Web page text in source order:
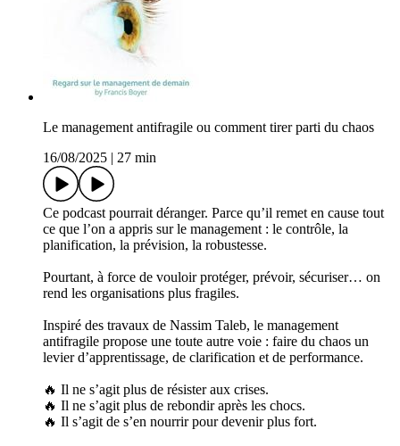
Le management antifragile ou comment tirer parti du chaos
16/08/2025
27 min
Ce podcast pourrait déranger. Parce qu’il remet en cause tout
ce que l’on a appris sur le management : le contrôle, la
planification, la prévision, la robustesse.
Pourtant, à force de vouloir protéger, prévoir, sécuriser… on
rend les organisations plus fragiles.
Inspiré des travaux de Nassim Taleb, le management
antifragile propose une toute autre voie : faire du chaos un
levier d’apprentissage, de clarification et de performance.
🔥 Il ne s’agit plus de résister aux crises.
🔥 Il ne s’agit plus de rebondir après les chocs.
🔥 Il s’agit de s’en nourrir pour devenir plus fort.